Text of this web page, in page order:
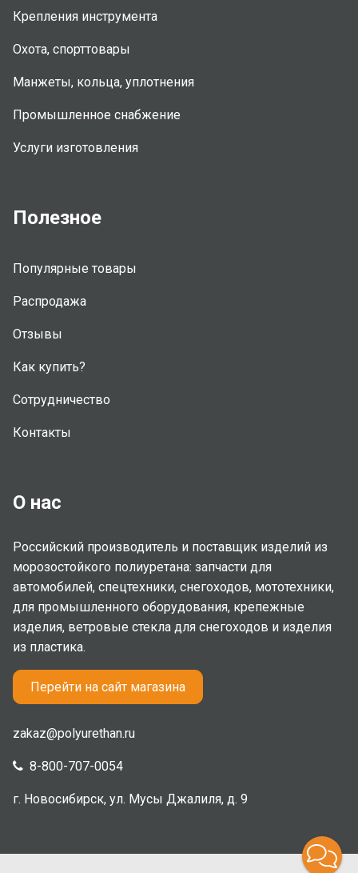
Крепления инструмента
Охота, спорттовары
Манжеты, кольца, уплотнения
Промышленное снабжение
Услуги изготовления
Полезное
Популярные товары
Распродажа
Отзывы
Как купить?
Сотрудничество
Контакты
О нас
Российский производитель и поставщик изделий из
морозостойкого полиуретана: запчасти для
автомобилей, спецтехники, снегоходов, мототехники,
для промышленного оборудования, крепежные
изделия, ветровые стекла для снегоходов и изделия
из пластика.
Перейти на сайт магазина
zakaz@polyurethan.ru
8-800-707-0054
г. Новосибирск, ул. Мусы Джалиля, д. 9